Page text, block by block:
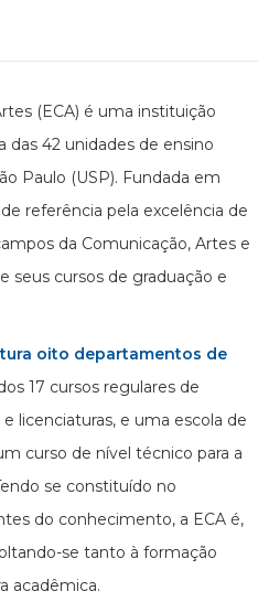
(ECA) é uma instituição
das 42 unidades de ensino
Paulo (USP). Fundada em
referência pela excelência de
da Comunicação, Artes e
seus cursos de graduação e
oito departamentos de
17 cursos regulares de
licenciaturas, e uma escola de
curso de nível técnico para a
se constituído no
do conhecimento, a ECA é,
se tanto à formação
acadêmica.